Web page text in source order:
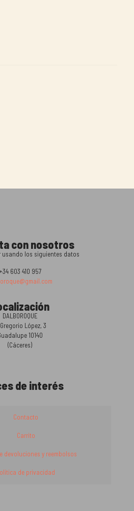
con nosotros
usando los siguientes datos
+34 603 410 957
DALBOROQUE
López, 3
10140
(Cáceres)
de interés
Contacto
Carrito
devoluciones y reembolsos
de privacidad